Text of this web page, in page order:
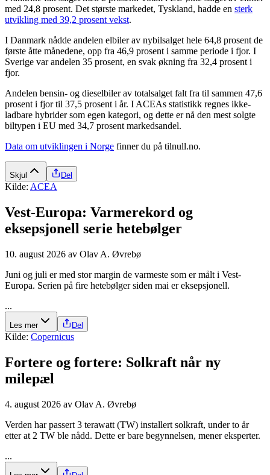
med 24,8 prosent. Det største markedet, Tyskland, hadde en sterk
utvikling med 39,2 prosent vekst.
I Danmark nådde andelen elbiler av nybilsalget hele 64,8 prosent de
første åtte månedene, opp fra 46,9 prosent i samme periode i fjor. I
Sverige var andelen 35 prosent, en svak økning fra 32,4 prosent i
fjor.
Andelen bensin- og dieselbiler av totalsalget falt fra til sammen 47,6
prosent i fjor til 37,5 prosent i år. I ACEAs statistikk regnes ikke-
ladbare hybrider som egen kategori, og dette er nå den mest solgte
biltypen i EU med 34,7 prosent markedsandel.
Data om utviklingen i Norge finner du på tilnull.no.
Skjul Del
Kilde: ACEA
Vest-Europa: Varmerekord og
eksepsjonell serie hetebølger
10. august 2026 av Olav A. Øvrebø
Juni og juli er med stor margin de varmeste som er målt i Vest-
Europa. Serien på fire hetebølger siden mai er eksepsjonell.
...
Les mer Del
Kilde: Copernicus
Fortere og fortere: Solkraft når ny
milepæl
4. august 2026 av Olav A. Øvrebø
Verden har passert 3 terawatt (TW) installert solkraft, under to år
etter at 2 TW ble nådd. Dette er bare begynnelsen, mener eksperter.
...